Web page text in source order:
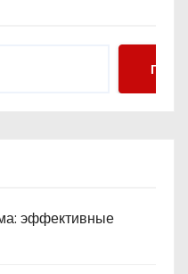
Поиск
эффективные